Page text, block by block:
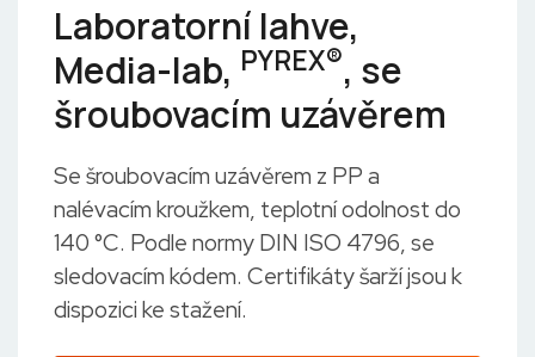
Laboratorní lahve,
Media-lab, PYREX®, se
šroubovacím uzávěrem
Se šroubovacím uzávěrem z PP a
nalévacím kroužkem, teplotní odolnost do
140 °C. Podle normy DIN ISO 4796, se
sledovacím kódem. Certifikáty šarží jsou k
dispozici ke stažení.